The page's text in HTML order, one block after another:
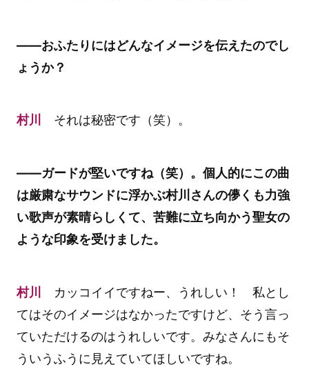
――おふたりにはどんなイメージを伝えたのでし
ょうか？
村川 それは秘密です（笑）。
――ガードが堅いですね（笑）。個人的にこの曲
は厳粛なサウンドに浮かぶ村川さんの儚くも力強
い歌声が素晴らしくて、苦難に立ち向かう聖女の
ような印象を受けました。
村川
カッコイイですねー、うれしい！ 私とし
てはそのイメージはなかったですけど、そう言っ
ていただけるのはうれしいです。みなさんにもそ
ういうふうに見えていてほしいですね。